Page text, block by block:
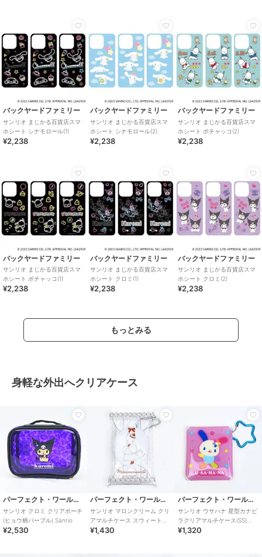
バックヤードファミリー
サンリオ まじかる百貨店スマ
ホシート シナモロール(1)
¥2,238
バックヤードファミリー
サンリオ まじかる百貨店スマ
ホシート シナモロール(2)
¥2,238
バックヤードファミリー
サンリオ まじかる百貨店スマ
ホシート ポチャッコ(2)
¥2,238
バックヤードファミリー
サンリオ まじかる百貨店スマ
ホシート ポチャッコ(1)
¥2,238
バックヤードファミリー
サンリオ まじかる百貨店スマ
ホシート クロミ(1)
¥2,238
バックヤードファミリー
サンリオ まじかる百貨店スマ
ホシート クロミ(2)
¥2,238
もっとみる
身軽な外出へクリアケース
パーフェクト・ワールド・トーキョー
サンリオ クロミ クリアポーチ
(ヒョウ柄パープル) Sanrio
¥2,530
パーフェクト・ワールド・トーキョー
サンリオ マロンクリーム クリ
アマルチケース スウィートケ
ーキ Sanrio
¥1,430
パーフェクト・ワールド・トーキョー
サンリオ ウサハナ 星型カナビ
ラクリアマルチケース(SS)
Sanrio
¥1,320